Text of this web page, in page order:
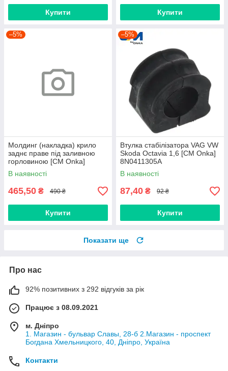
Купити Купити
–5%
Молдинг (накладка) крило
заднє праве під заливною
горловиною [CM Onka]
8547.K4
В наявності
465,50 ₴ 490 ₴
Купити
–5%
Втулка стабілізатора VAG VW
Skoda Octavia 1,6 [СМ Onka]
8N0411305A
В наявності
87,40 ₴ 92 ₴
Купити
Показати ще
Про нас
92% позитивних з 292 відгуків за рік
Працює з 08.09.2021
м. Дніпро
1. Магазин - бульвар Славы, 28-б 2.Магазин - проспект
Богдана Хмельницкого, 40, Дніпро, Україна
Контакти